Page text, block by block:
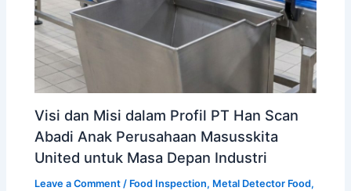
Visi dan Misi dalam Profil PT Han Scan
Abadi Anak Perusahaan Masusskita
United untuk Masa Depan Industri
Leave a Comment / Food Inspection, Metal Detector Food,